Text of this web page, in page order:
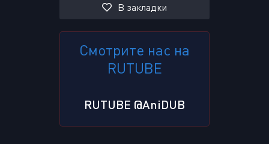
В закладки
Смотрите нас на
RUTUBE
RUTUBE @AniDUB